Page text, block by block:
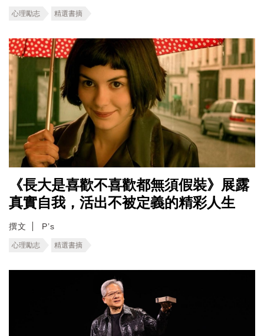
心理勵志 精選書摘
《長大是喜歡不喜歡都無須假裝》展露
真實自我，活出不被定義的精彩人生
撰文 P’s
心理勵志 精選書摘